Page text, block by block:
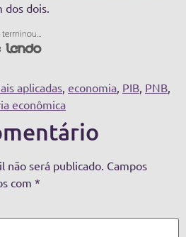
dos dois.
aplicadas, economia, PIB, PNB,
econômica
não será publicado. Campos
com *